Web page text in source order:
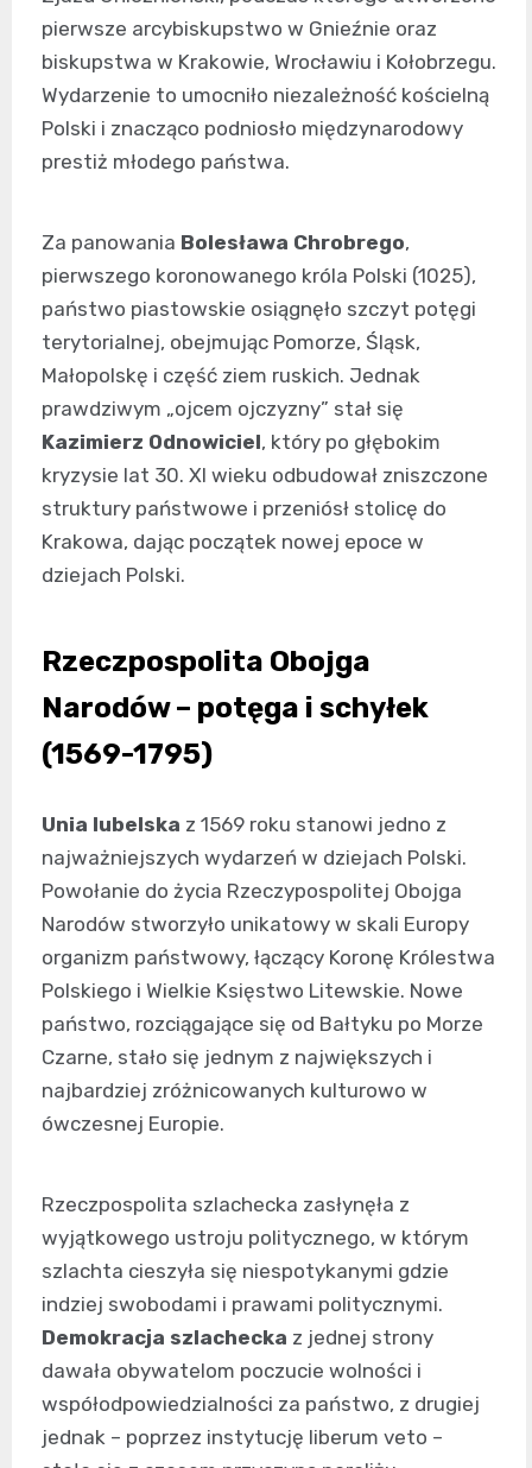
pierwsze arcybiskupstwo w Gnieźnie oraz
biskupstwa w Krakowie, Wrocławiu i Kołobrzegu.
Wydarzenie to umocniło niezależność kościelną
Polski i znacząco podniosło międzynarodowy
prestiż młodego państwa.
Za panowania Bolesława Chrobrego,
pierwszego koronowanego króla Polski (1025),
państwo piastowskie osiągnęło szczyt potęgi
terytorialnej, obejmując Pomorze, Śląsk,
Małopolskę i część ziem ruskich. Jednak
prawdziwym „ojcem ojczyzny” stał się
Kazimierz Odnowiciel, który po głębokim
kryzysie lat 30. XI wieku odbudował zniszczone
struktury państwowe i przeniósł stolicę do
Krakowa, dając początek nowej epoce w
dziejach Polski.
Rzeczpospolita Obojga
Narodów – potęga i schyłek
(1569-1795)
Unia lubelska z 1569 roku stanowi jedno z
najważniejszych wydarzeń w dziejach Polski.
Powołanie do życia Rzeczypospolitej Obojga
Narodów stworzyło unikatowy w skali Europy
organizm państwowy, łączący Koronę Królestwa
Polskiego i Wielkie Księstwo Litewskie. Nowe
państwo, rozciągające się od Bałtyku po Morze
Czarne, stało się jednym z największych i
najbardziej zróżnicowanych kulturowo w
ówczesnej Europie.
Rzeczpospolita szlachecka zasłynęła z
wyjątkowego ustroju politycznego, w którym
szlachta cieszyła się niespotykanymi gdzie
indziej swobodami i prawami politycznymi.
Demokracja szlachecka z jednej strony
dawała obywatelom poczucie wolności i
współodpowiedzialności za państwo, z drugiej
jednak – poprzez instytucję liberum veto –